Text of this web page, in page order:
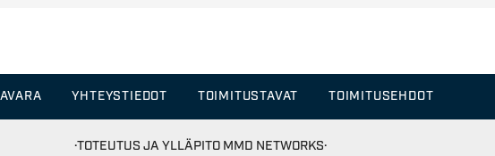
YHTEYSTIEDOT TOIMITUSTAVAT TOIMITUSEHDOT
·TOTEUTUS JA YLLÄPITO MMD NETWORKS·